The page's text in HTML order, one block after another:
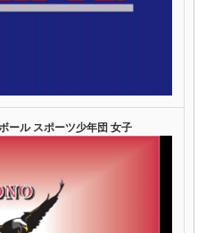
ール スポーツ少年団 女子